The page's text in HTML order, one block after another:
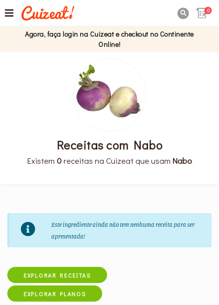
0
Agora, faça login na Cuizeat e checkout no Continente
Online!
Receitas com Nabo
Existem 0receitas na Cuizeat que usam Nabo
Este ingrediente ainda não tem nenhuma receita para ser
apresentada!
EXPLORAR RECEITAS
EXPLORAR PLANOS